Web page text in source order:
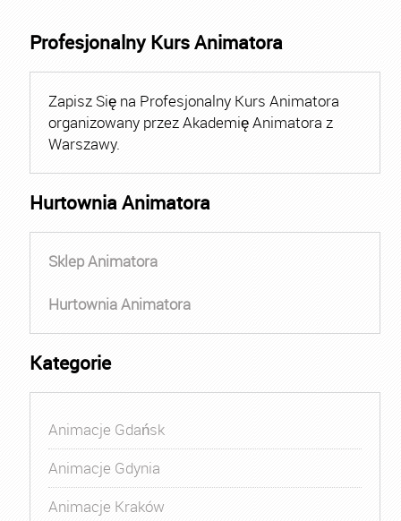
Profesjonalny Kurs Animatora
Zapisz Się na Profesjonalny Kurs Animatora
organizowany przez Akademię Animatora z
Warszawy.
Hurtownia Animatora
Sklep Animatora
Hurtownia Animatora
Kategorie
Animacje Gdańsk
Animacje Gdynia
Animacje Kraków